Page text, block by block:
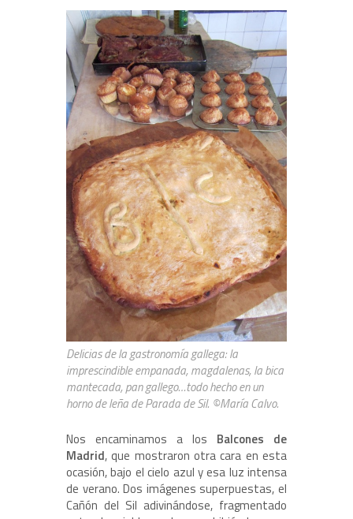
Delicias de la gastronomía gallega: la
imprescindible empanada, magdalenas, la bica
mantecada, pan gallego…todo hecho en un
horno de leña de Parada de Sil. ©María Calvo.
Nos encaminamos a los Balcones de
Madrid, que mostraron otra cara en esta
ocasión, bajo el cielo azul y esa luz intensa
de verano. Dos imágenes superpuestas, el
Cañón del Sil adivinándose, fragmentado